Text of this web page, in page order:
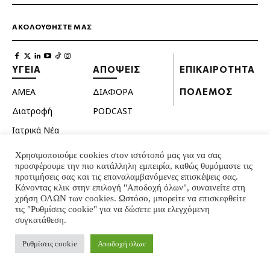
ΑΚΟΛΟΥΘΗΣΤΕ ΜΑΣ
ΥΓΕΙΑ
ΑΜΕΑ
Διατροφή
Ιατρικά Νέα
Κατοικίδια
Ομορφιά
Σεξουαλική ζωή
Ψυχολογία
ΑΠΟΨΕΙΣ
ΔΙΑΦΟΡΑ
PODCAST
ΕΠΙΚΑΙΡΟΤΗΤΑ
ΠΟΛΕΜΟΣ
© INTERNATIONAL INFO 2024 - ALL RIGHTS RESERVED
Χρησιμοποιούμε cookies στον ιστότοπό μας για να σας
προσφέρουμε την πιο κατάλληλη εμπειρία, καθώς θυμόμαστε τις
προτιμήσεις σας και τις επαναλαμβανόμενες επισκέψεις σας.
Κάνοντας κλικ στην επιλογή "Αποδοχή όλων", συναινείτε στη
χρήση ΟΛΩΝ των cookies. Ωστόσο, μπορείτε να επισκεφθείτε
τις "Ρυθμίσεις cookie" για να δώσετε μια ελεγχόμενη
συγκατάθεση.
Ρυθμίσεις cookie Αποδοχή όλων